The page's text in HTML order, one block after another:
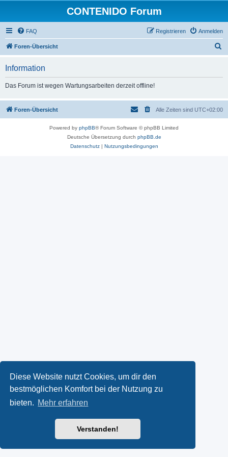
Diese Website nutzt Cookies, um dir den
bestmöglichen Komfort bei der Nutzung zu
bieten. Mehr erfahren
Verstanden!
CONTENIDO Forum
FAQ Anmelden
Registrieren
Foren-Übersicht
Information
Das Forum ist wegen Wartungsarbeiten derzeit offline!
Foren-Übersicht Alle Zeiten sind UTC+02:00
Powered by phpBB® Forum Software © phpBB Limited
Deutsche Übersetzung durch phpBB.de
Datenschutz| Nutzungsbedingungen